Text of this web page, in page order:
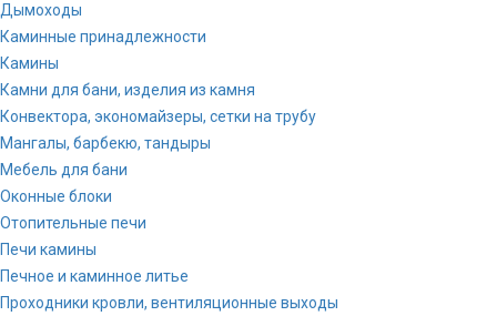
Дымоходы
Каминные принадлежности
Камины
Камни для бани, изделия из камня
Конвектора, экономайзеры, сетки на трубу
Мангалы, барбекю, тандыры
Мебель для бани
Оконные блоки
Отопительные печи
Печи камины
Печное и каминное литье
Проходники кровли, вeнтиляционные выходы